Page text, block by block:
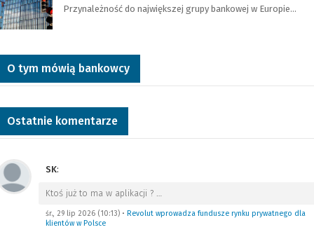
Przynależność do największej grupy bankowej w Europie…
O tym mówią bankowcy
Ostatnie komentarze
SK:
Ktoś już to ma w aplikacji ? …
śr., 29 lip 2026 (10:13) • Revolut wprowadza fundusze rynku prywatnego dla
klientów w Polsce